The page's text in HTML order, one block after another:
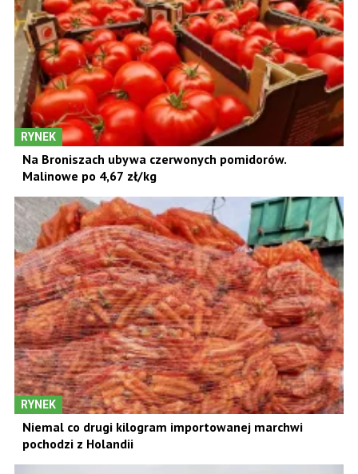
RYNEK
Na Broniszach ubywa czerwonych pomidorów.
Malinowe po 4,67 zł/kg
RYNEK
Niemal co drugi kilogram importowanej marchwi
pochodzi z Holandii